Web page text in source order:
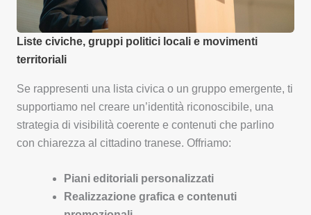
Liste civiche, gruppi politici locali e movimenti
territoriali
Se rappresenti una lista civica o un gruppo emergente, ti
supportiamo nel creare un’identità riconoscibile, una
strategia di visibilità coerente e contenuti che parlino
con chiarezza al cittadino tranese. Offriamo:
Piani editoriali personalizzati
Realizzazione grafica e contenuti